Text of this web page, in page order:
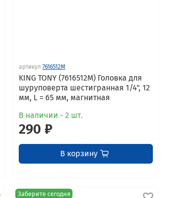
артикул 7616512M
KING TONY (7616512M) Головка для
шуруповерта шестигранная 1/4", 12
мм, L = 65 мм, магнитная
В наличии - 2 шт.
290 ₽
В корзину
Заберите сегодня